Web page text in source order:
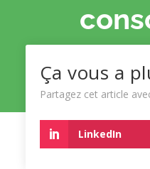
Ça vous a
Partagez cet article
LinkedIn